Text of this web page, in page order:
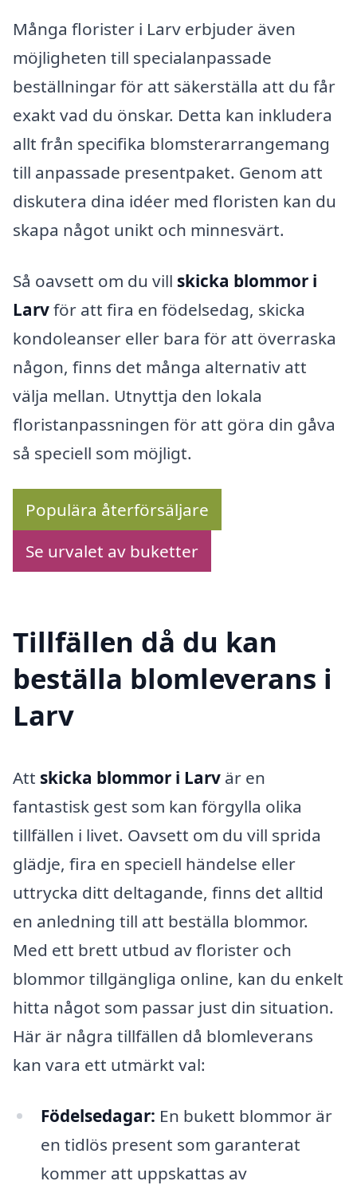
Många florister i Larv erbjuder även
möjligheten till specialanpassade
beställningar för att säkerställa att du får
exakt vad du önskar. Detta kan inkludera
allt från specifika blomsterarrangemang
till anpassade presentpaket. Genom att
diskutera dina idéer med floristen kan du
skapa något unikt och minnesvärt.
Så oavsett om du vill skicka blommor i
Larvför att fira en födelsedag, skicka
kondoleanser eller bara för att överraska
någon, finns det många alternativ att
välja mellan. Utnyttja den lokala
floristanpassningen för att göra din gåva
så speciell som möjligt.
Populära återförsäljare
Se urvalet av buketter
Tillfällen då du kan
beställa blomleverans i
Larv
Att skicka blommor i Larv är en
fantastisk gest som kan förgylla olika
tillfällen i livet. Oavsett om du vill sprida
glädje, fira en speciell händelse eller
uttrycka ditt deltagande, finns det alltid
en anledning till att beställa blommor.
Med ett brett utbud av florister och
blommor tillgängliga online, kan du enkelt
hitta något som passar just din situation.
Här är några tillfällen då blomleverans
kan vara ett utmärkt val:
Födelsedagar: En bukett blommor är
en tidlös present som garanterat
kommer att uppskattas av